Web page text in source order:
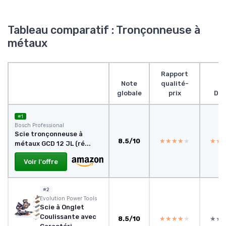
Tableau comparatif : Tronçonneuse à
métaux
Note
globale
Rapport
qualité-
prix
#1
Bosch Professional
Scie tronçonneuse à
métaux GCD 12 JL (ré...
Voir l'offre
8.5/10 ★★★★★
★★★★★
#2
Evolution Power Tools
Scie à Onglet
Coulissante avec
8.5/10 ★★★★★
★★★★★